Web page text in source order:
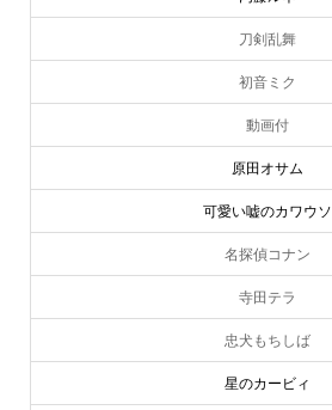
刀剣乱舞
初音ミク
動画付
原田オサム
可愛い嘘のカワウソ
名探偵コナン
寺田テラ
忠犬もちしば
星のカービィ